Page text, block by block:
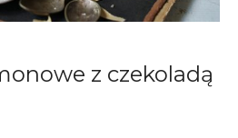
z czekoladą